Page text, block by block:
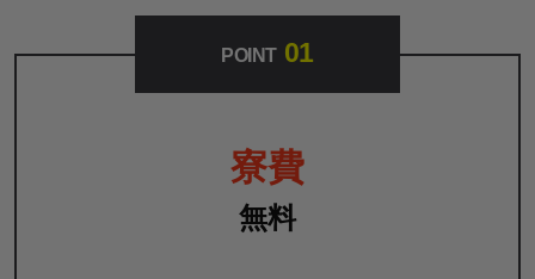
POINT 01
寮費
無料